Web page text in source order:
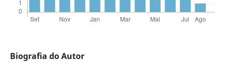
Biografia do Autor